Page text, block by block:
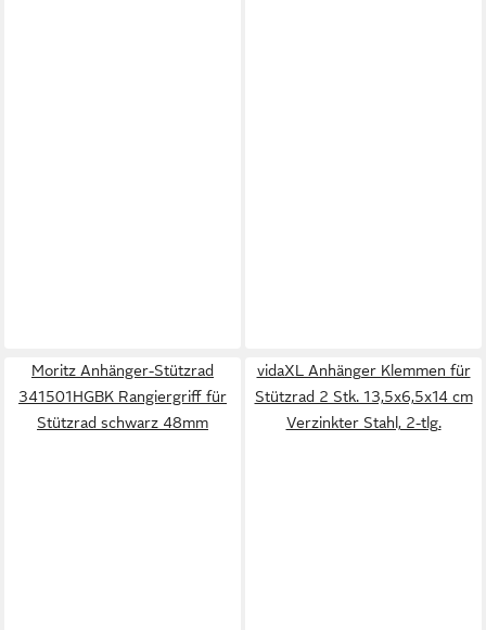
Moritz Anhänger-Stützrad
341501HGBK Rangiergriff für
Stützrad schwarz 48mm
vidaXL Anhänger Klemmen für
Stützrad 2 Stk. 13,5x6,5x14 cm
Verzinkter Stahl, 2-tlg.